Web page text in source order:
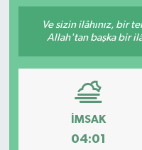
Ve sizin ilâhınız, bir
Allah'tan başka bir
İMSAK
04:01